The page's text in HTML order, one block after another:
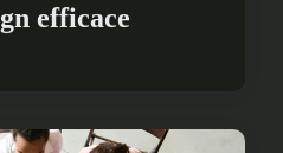
efficace